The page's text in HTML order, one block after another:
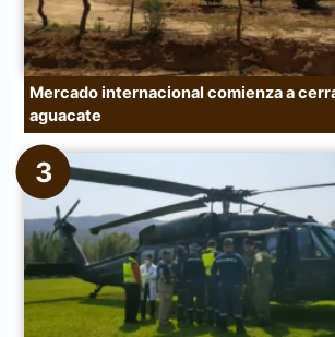
Mercado internacional comienza a
aguacate